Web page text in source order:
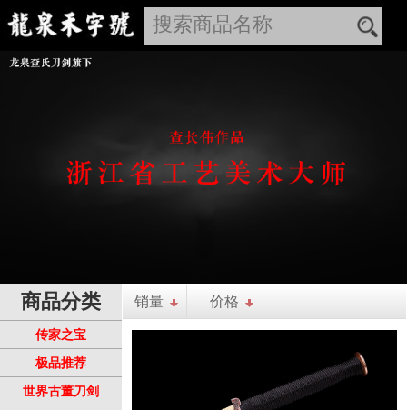
商品分类
传家之宝
极品推荐
世界古董刀剑
销量 价格